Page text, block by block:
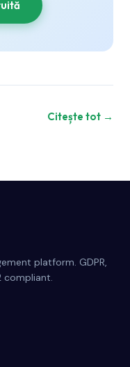
Citește tot →
platform. GDPR,
compliant.